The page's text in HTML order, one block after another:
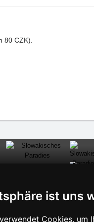
ist uns
Cookies, um
80 CZK).
SCHLIESSEN